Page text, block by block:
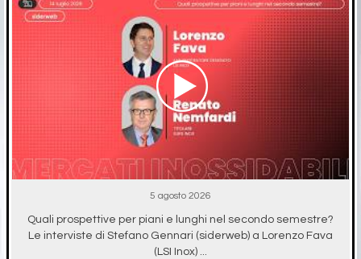
5 agosto 2026
Quali prospettive per piani e lunghi nel secondo semestre?
Le interviste di Stefano Gennari (siderweb) a Lorenzo Fava
(LSI Inox) ...